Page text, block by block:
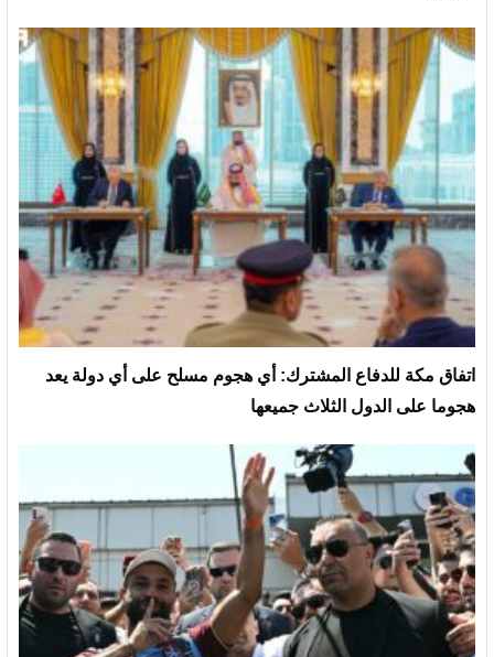
‏اتفاق مكة للدفاع المشترك: أي هجوم مسلح على أي دولة يعد
هجوما على الدول الثلاث جميعها